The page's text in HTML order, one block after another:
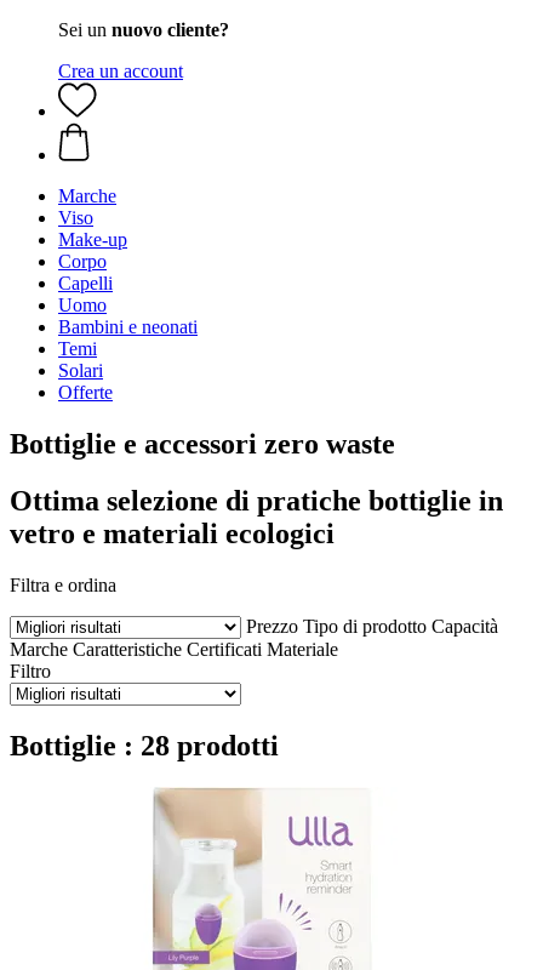
Sei un nuovo cliente?
Crea un account
Marche
Viso
Make-up
Corpo
Capelli
Uomo
Bambini e neonati
Temi
Solari
Offerte
Bottiglie e accessori zero waste
Ottima selezione di pratiche bottiglie in
vetro e materiali ecologici
Filtra e ordina
Prezzo Tipo di prodotto Capacità
Marche Caratteristiche Certificati Materiale
Filtro
Bottiglie : 28 prodotti